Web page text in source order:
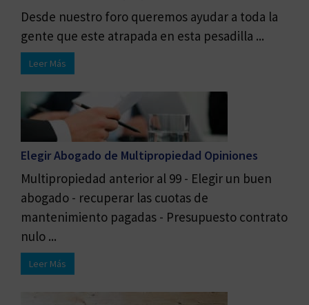
Desde nuestro foro queremos ayudar a toda la
gente que este atrapada en esta pesadilla ...
Leer Más
Elegir Abogado de Multipropiedad Opiniones
Multipropiedad anterior al 99 - Elegir un buen
abogado - recuperar las cuotas de
mantenimiento pagadas - Presupuesto contrato
nulo ...
Leer Más